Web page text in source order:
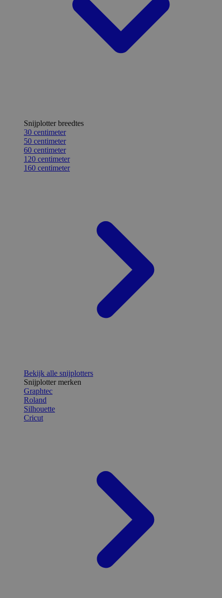
Snijplotter breedtes
30 centimeter
50 centimeter
60 centimeter
120 centimeter
160 centimeter
Bekijk alle snijplotters
Snijplotter merken
Graphtec
Roland
Silhouette
Cricut